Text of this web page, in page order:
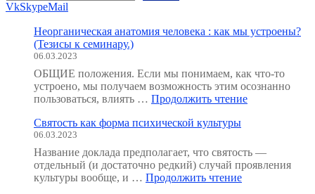
VkSkypeMail
Неорганическая анатомия человека : как мы устроены?
(Тезисы к семинару.)
06.03.2023
ОБЩИЕ положения. Если мы понимаем, как что-то
устроено, мы получаем возможность этим осознанно
пользоваться, влиять … Продолжить чтение
как
мы
Святость как форма психической культуры
06.03.2023
Название доклада предполагает, что святость —
отдельный (и достаточно редкий) случай проявления
культуры вообще, и … Продолжить чтение"Святость